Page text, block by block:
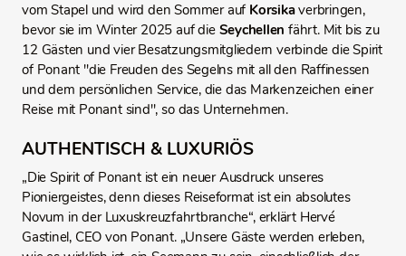
vom Stapel und wird den Sommer auf Korsikaverbringen,
bevor sie im Winter 2025 auf die Seychellen fährt. Mit bis zu
12 Gästen und vier Besatzungsmitgliedern verbinde die Spirit
of Ponant "die Freuden des Segelns mit all den Raffinessen
und dem persönlichen Service, die das Markenzeichen einer
Reise mit Ponant sind", so das Unternehmen.
AUTHENTISCH & LUXURIÖS
„Die Spirit of Ponant ist ein neuer Ausdruck unseres
Pioniergeistes, denn dieses Reiseformat ist ein absolutes
Novum in der Luxuskreuzfahrtbranche“, erklärt Hervé
Gastinel, CEO von Ponant. „Unsere Gäste werden erleben,